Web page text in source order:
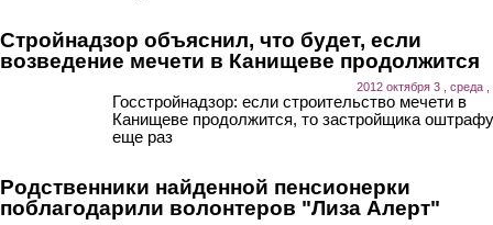
Стройнадзор объяснил, что будет, если
возведение мечети в Канищеве продолжится
2012 октября 3 , среда ,
Госстройнадзор: если строительство мечети в
Канищеве продолжится, то застройщика
еще раз
Родственники найденной пенсионерки
поблагодарили волонтеров "Лиза Алерт"